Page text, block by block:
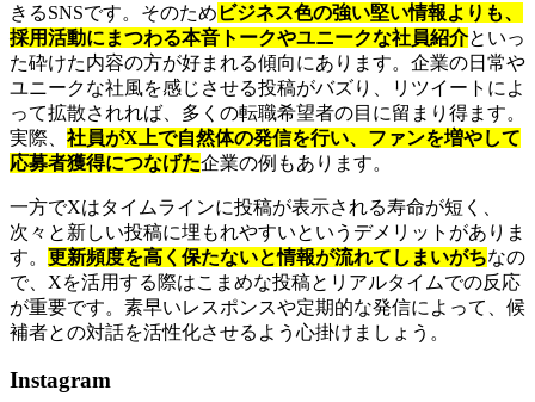
きるSNSです。そのため ビジネス色の強い堅い情報よりも、
採用活動にまつわる本音トークやユニークな社員紹介といっ
た砕けた内容の方が好まれる傾向にあります。企業の日常や
ユニークな社風を感じさせる投稿がバズり、リツイートによ
って拡散されれば、多くの転職希望者の目に留まり得ます。
実際、 社員がX上で自然体の発信を行い、ファンを増やして
応募者獲得につなげた企業の例もあります。
一方でXはタイムラインに投稿が表示される寿命が短く、
次々と新しい投稿に埋もれやすいというデメリットがありま
す。 更新頻度を高く保たないと情報が流れてしまいがちなの
で、Xを活用する際はこまめな投稿とリアルタイムでの反応
が重要です。素早いレスポンスや定期的な発信によって、候
補者との対話を活性化させるよう心掛けましょう。
Instagram